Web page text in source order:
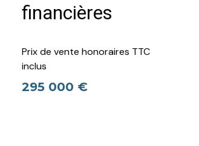
financières
Prix de vente honoraires TTC
inclus
295 000 €